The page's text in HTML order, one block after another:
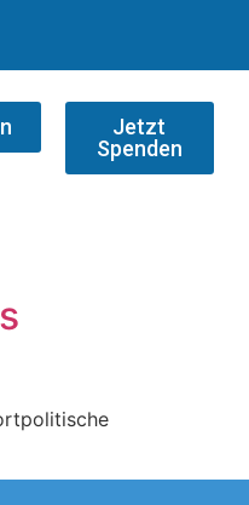
Jetzt
Spenden